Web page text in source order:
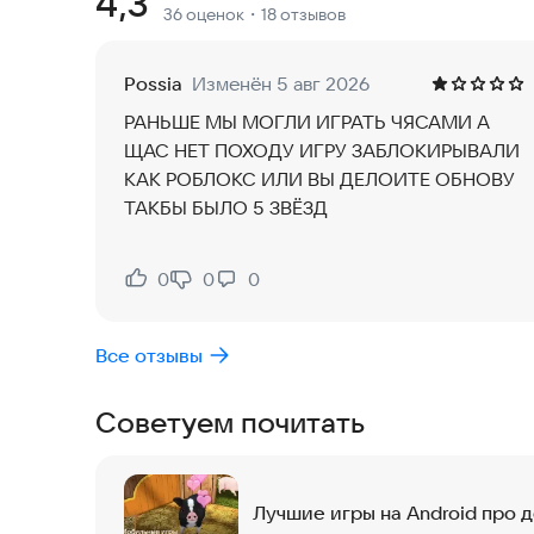
нужно дать имя, кормить, играть и ухаживать.
его привычками и настроением.
Игра поддерживает работу на смартфонах и
приложение на свой девайс и начните
Попробуйте Cute Cat And Puppy World и
36 оценок ・18 отзывов
Possia Изменён 5 авг 2026
РАНЬШЕ МЫ МОГЛИ ИГРАТЬ ЧЯСАМИ А
ЩАС НЕТ ПОХОДУ ИГРУ ЗАБЛОКИРЫВАЛИ
КАК РОБЛОКС ИЛИ ВЫ ДЕЛОИТЕ ОБНОВУ
ТАКБЫ БЫЛО 5 ЗВЁЗД
Нравится:
0
Не нравится:
0 0
Все отзывы
Советуем почитать
Лучшие игры на Android про